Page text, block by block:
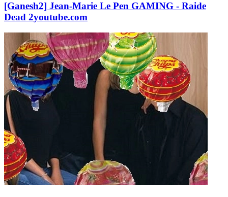
[Ganesh2] Jean-Marie Le Pen GAMING - Raide
Dead 2youtube.com